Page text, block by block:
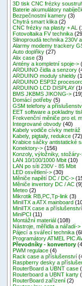
3D tisk CNC frézky
Baterie akumulátory
Bezpečnostní kamery (3)
Chytrá smart klika (2)
CNC frézky na plasty + AL
Fotovoltaika FV technika
Silnoproudá technika 230V
Alarmy modemy trackery
Auto doplňky (27)
Alix case (3)
Antény a kompletní spoje->
ARDUINO čidla a senzory
ARDUINO moduly shieldy
ARDUINO ESP32
ARDUINO LCD DISPLAY
BMS JKBMS JIKONG-> (19)
Domácí potřeby (5)
GSM telefony a
EET software a pokladny
Frekvenční měniče pro el.
Integrované obvody (40)
Kabely vodiče cívky metráž
Kabely, pigtaily, redukce (72)
Krabice sáčky antistatické
Konektory-> (156)
Konzoly, výložníky,
LAN 10/100/1000 Mbit (10)
LAN po síti 230V - 85 Mbit
LED osvětlení-> (30)
Měniče napětí DC / DC->
Měniče invertory DC / AC (9)
Meteo (2)
Mikrotik RB,PC,Tp-link (3)
MiniITX a ATX mainboard
MiniITX case a příslušenství
MiniPCI (11)
Montážní materiál (108)
Nástroje, měřidla a nářadí->
Pájecí a svářecí technika
Programátory ATMEL PIC
Převodníky - konvertory
PWM regulace (4)
Rack case a příslušenství
Raspberry desky a
RouterBoard a UBNT case
Routerboard a UBNT karty
RouterBoard zařízení (2)